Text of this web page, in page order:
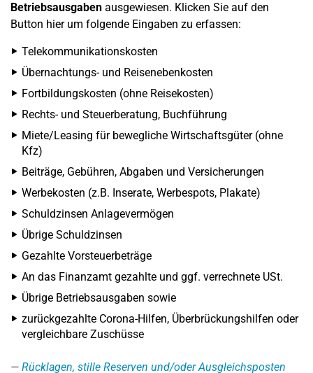
Betriebsausgaben ausgewiesen. Klicken Sie auf den
Button hier um folgende Eingaben zu erfassen:
Telekommunikationskosten
Übernachtungs- und Reisenebenkosten
Fortbildungskosten (ohne Reisekosten)
Rechts- und Steuerberatung, Buchführung
Miete/Leasing für bewegliche Wirtschaftsgüter (ohne
Kfz)
Beiträge, Gebühren, Abgaben und Versicherungen
Werbekosten (z.B. Inserate, Werbespots, Plakate)
Schuldzinsen Anlagevermögen
Übrige Schuldzinsen
Gezahlte Vorsteuerbeträge
An das Finanzamt gezahlte und ggf. verrechnete USt.
Übrige Betriebsausgaben sowie
zurückgezahlte Corona-Hilfen, Überbrückungshilfen oder
vergleichbare Zuschüsse
Rücklagen, stille Reserven und/oder Ausgleichsposten